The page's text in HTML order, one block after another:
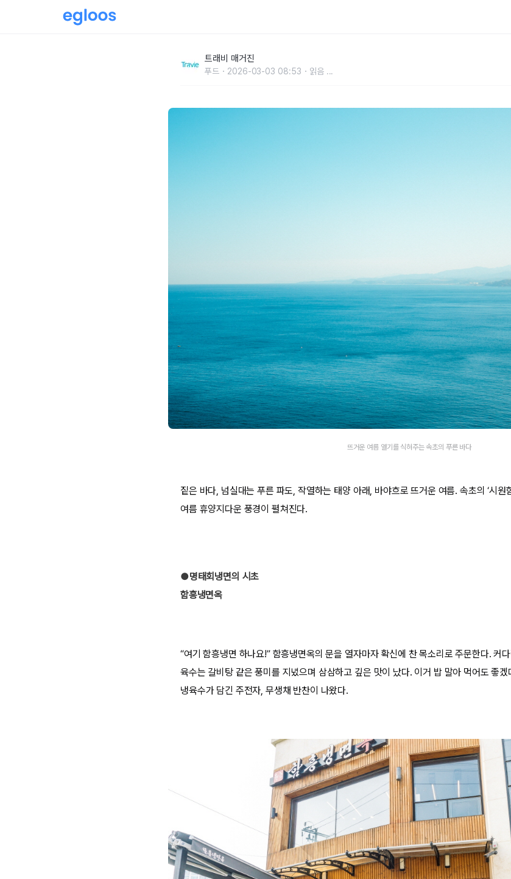
트래비 매거진
푸드 2026-03-03 08:53 읽음 ...
뜨거운 여름 열기를 식혀주는 속초의 푸른 바다
짙은 바다, 넘실대는 푸른 파도, 작열하는 태양 아래, 바야흐로 뜨거운 여름. 속초의 ‘시원
여름 휴양지다운 풍경이 펼쳐진다.
●명태회냉면의 시초
함흥냉면옥
“여기 함흥냉면 하나요!” 함흥냉면옥의 문을 열자마자 확신에 찬 목소리로 주문한다. 커
육수는 갈비탕 같은 풍미를 지녔으며 삼삼하고 깊은 맛이 났다. 이거 밥 말아 먹어도 좋
냉육수가 담긴 주전자, 무생채 반찬이 나왔다.